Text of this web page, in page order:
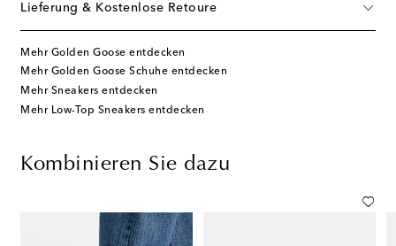
Lieferung & Kostenlose Retoure
Mehr Golden Goose entdecken
Mehr Golden Goose Schuhe entdecken
Mehr Sneakers entdecken
Mehr Low-Top Sneakers entdecken
Kombinieren Sie dazu